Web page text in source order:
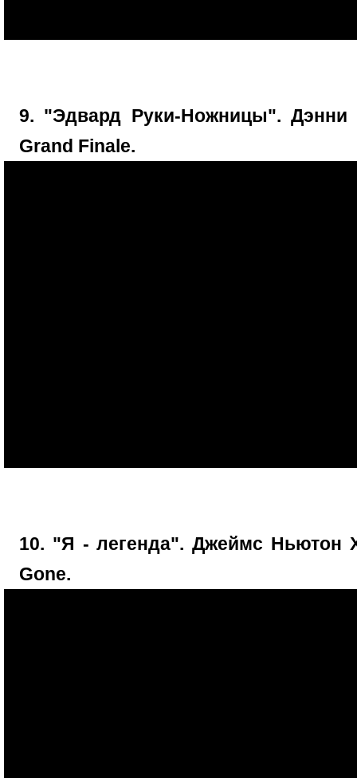
9. "Эдвард Руки-Ножницы".
Grand Finale.
10. "Я - легенда". Джеймс Ньютон
Gone.